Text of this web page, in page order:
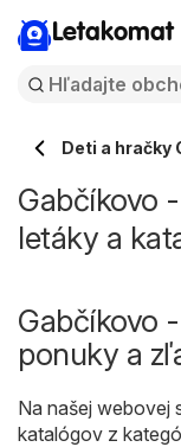
Letakomat
Deti a hračky
Gabčíkovo
letáky a
Gabčíkovo
ponuky a
Na našej webovej
katalógov z